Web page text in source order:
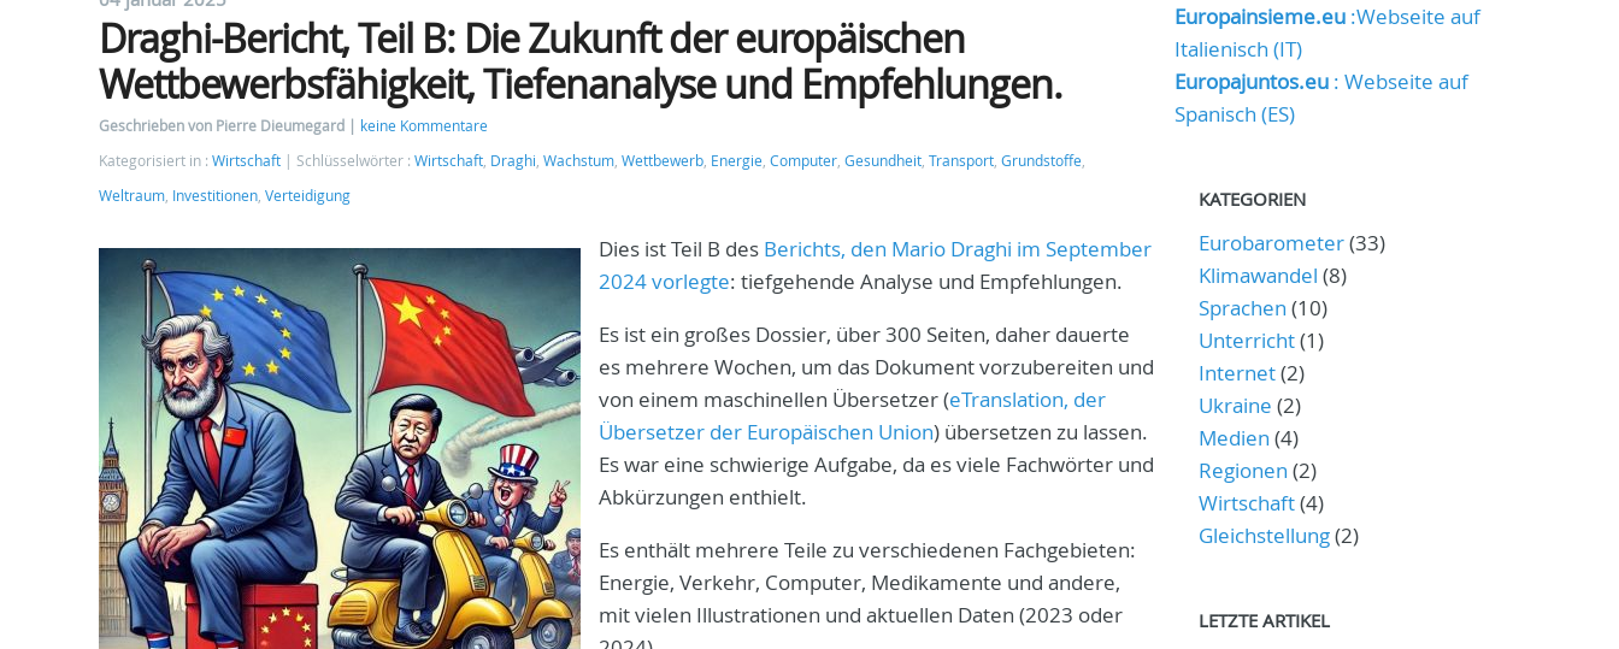
Draghi-Bericht, Teil B: Die Zukunft der europäischen
Wettbewerbsfähigkeit, Tiefenanalyse und Empfehlungen.
Geschrieben von Pierre Dieumegard
keine Kommentare
Kategorisiert in : Wirtschaft Schlüsselwörter : Wirtschaft, Draghi, Wachstum, Wettbewerb, Energie, Computer, Gesundheit, Transport, Grundstoffe,
Weltraum, Investitionen, Verteidigung
Dies ist Teil B des Berichts, den Mario Draghi im September
2024 vorlegte: tiefgehende Analyse und Empfehlungen.
Es ist ein großes Dossier, über 300 Seiten, daher dauerte
es mehrere Wochen, um das Dokument vorzubereiten und
von einem maschinellen Übersetzer (eTranslation, der
Übersetzer der Europäischen Union) übersetzen zu lassen.
Es war eine schwierige Aufgabe, da es viele Fachwörter und
Abkürzungen enthielt.
Es enthält mehrere Teile zu verschiedenen Fachgebieten:
Energie, Verkehr, Computer, Medikamente und andere,
mit vielen Illustrationen und aktuellen Daten (2023 oder
Europainsieme.eu:Webseite auf
Italienisch (IT)
Europajuntos.eu: Webseite auf
Spanisch (ES)
KATEGORIEN
Eurobarometer(33)
Klimawandel (8)
Sprachen (10)
Unterricht(1)
Internet(2)
Ukraine (2)
Medien (4)
Regionen (2)
Wirtschaft(4)
Gleichstellung(2)
LETZTE ARTIKEL